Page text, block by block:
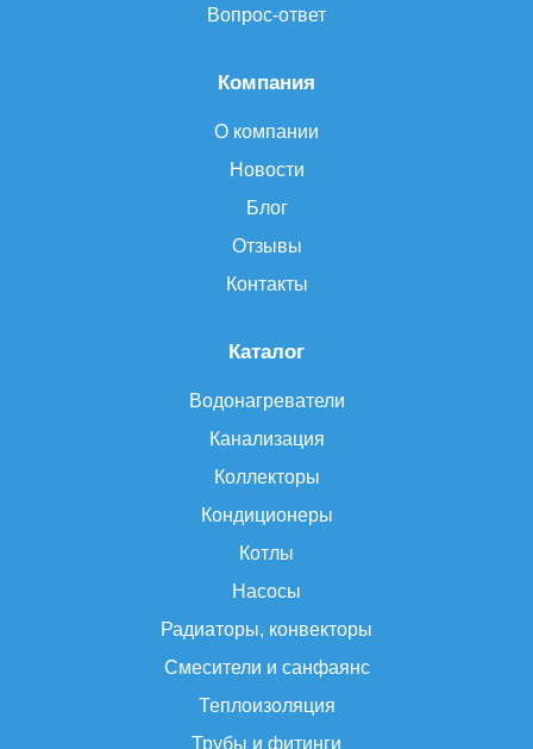
Каталог
Водонагреватели
Канализация
Коллекторы
Кондиционеры
Котлы
Насосы
Радиаторы, конвекторы
Смесители и санфаянс
Теплоизоляция
Трубы и фитинги
Компания
О компании
Новости
Блог
Отзывы
Контакты
Вопрос-ответ